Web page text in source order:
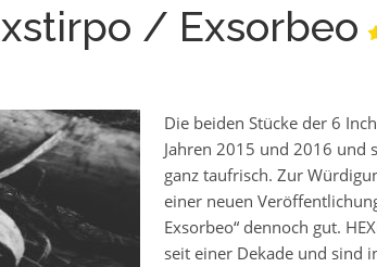
/ Exsorbeo
Die beiden Stücke der 6
Jahren 2015 und 2016 und
ganz taufrisch. Zur
einer neuen
Exsorbeo“ dennoch gut.
seit einer Dekade und sind